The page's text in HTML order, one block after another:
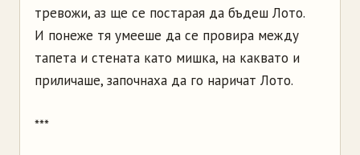
тревожи, аз ще се постарая да бъдеш Лото.
И понеже тя умееше да се провира между
тапета и стената като мишка, на каквато и
приличаше, започнаха да го наричат Лото.
***